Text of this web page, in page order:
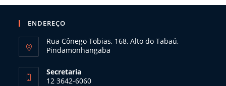
ENDEREÇO
Rua Cônego Tobias, 168, Alto do Tabaú,
Pindamonhangaba
Secretaria
12 3642-6060